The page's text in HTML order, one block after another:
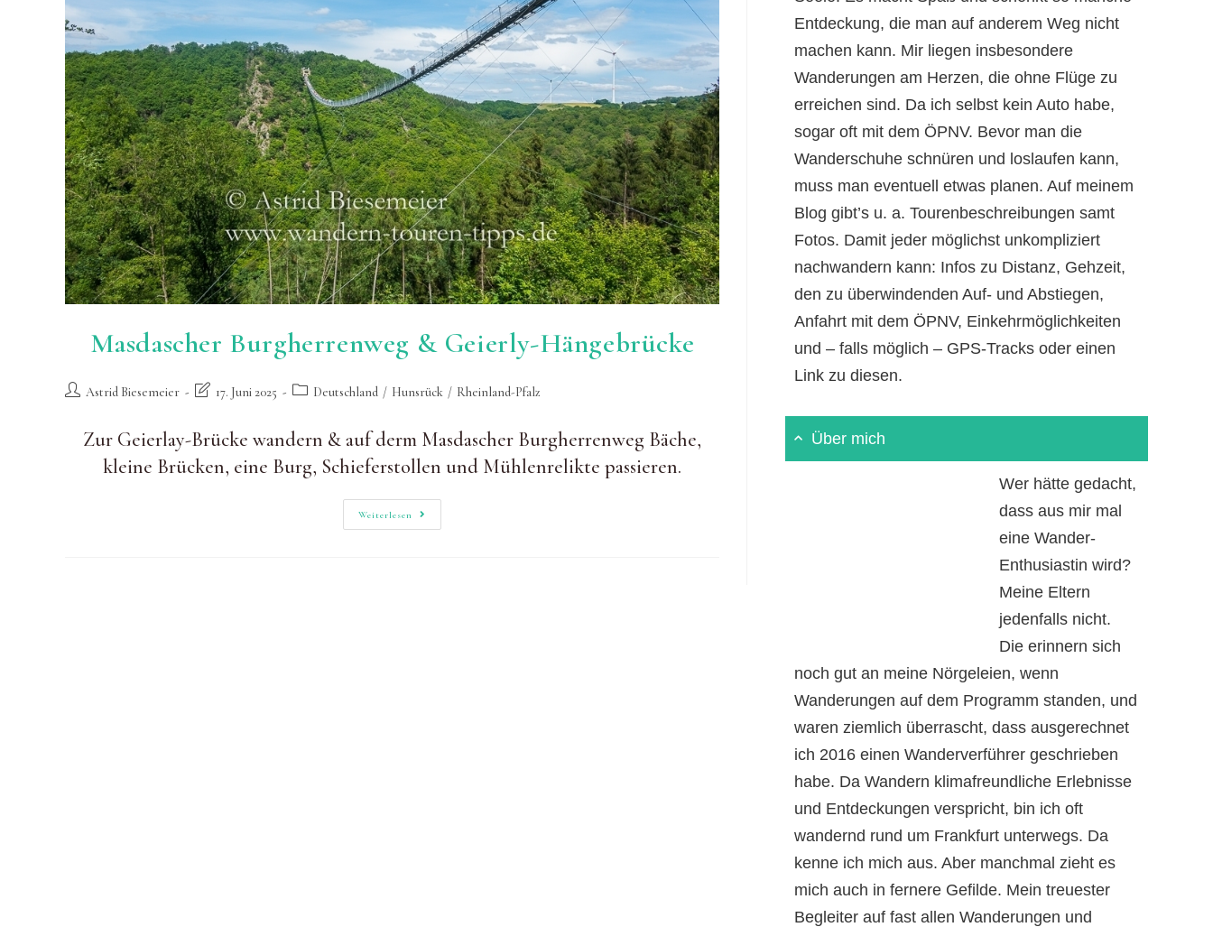
Masdascher Burgherrenweg & Geierly-Hängebrücke
Beitrags-Astrid Biesemeier
Beitrag
geändert
am:
17. Juni 2025
Beitrags-Deutschland / Hunsrück / Rheinland-Pfalz
Zur Geierlay-Brücke wandern & auf derm Masdascher Burgherrenweg Bäche,
kleine Brücken, eine Burg, Schieferstollen und Mühlenrelikte passieren.
Weiterlesen
Masdascher
Burgherrenweg
Entdeckung, die man auf anderem Weg nicht
machen kann. Mir liegen insbesondere
Wanderungen am Herzen, die ohne Flüge zu
erreichen sind. Da ich selbst kein Auto habe,
sogar oft mit dem ÖPNV. Bevor man die
Wanderschuhe schnüren und loslaufen kann,
muss man eventuell etwas planen. Auf meinem
Blog gibt’s u. a. Tourenbeschreibungen samt
Fotos. Damit jeder möglichst unkompliziert
nachwandern kann: Infos zu Distanz, Gehzeit,
den zu überwindenden Auf- und Abstiegen,
Anfahrt mit dem ÖPNV, Einkehrmöglichkeiten
und – falls möglich – GPS-Tracks oder einen
Link zu diesen.
Über mich
Wer hätte gedacht,
dass aus mir mal
eine Wander-
Enthusiastin wird?
Meine Eltern
jedenfalls nicht.
Die erinnern sich
noch gut an meine Nörgeleien, wenn
Wanderungen auf dem Programm standen, und
waren ziemlich überrascht, dass ausgerechnet
ich 2016 einen Wanderverführer geschrieben
habe. Da Wandern klimafreundliche Erlebnisse
und Entdeckungen verspricht, bin ich oft
wandernd rund um Frankfurt unterwegs. Da
kenne ich mich aus. Aber manchmal zieht es
mich auch in fernere Gefilde. Mein treuester
Begleiter auf fast allen Wanderungen und